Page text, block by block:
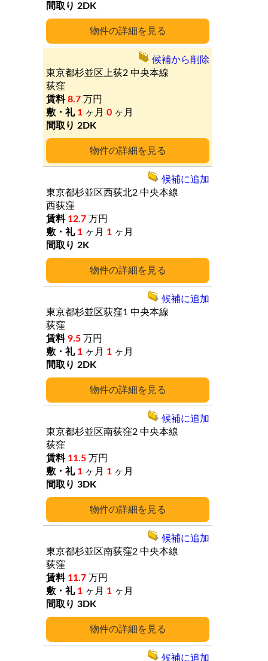
詳細
2DK
詳細
東京都杉並区上荻2 中央本線
荻窪
8.7 万円
1 ヶ月 0 ヶ月
2DK
候補から削除
詳細
東京都杉並区西荻北2 中央本線
西荻窪
12.7 万円
1 ヶ月 1 ヶ月
2K
候補に追加
詳細
東京都杉並区荻窪1 中央本線
荻窪
9.5 万円
1 ヶ月 1 ヶ月
2DK
候補に追加
詳細
東京都杉並区南荻窪2 中央本線
荻窪
11.5 万円
1 ヶ月 1 ヶ月
3DK
候補に追加
詳細
東京都杉並区南荻窪2 中央本線
荻窪
11.7 万円
1 ヶ月 1 ヶ月
3DK
候補に追加
候補に追加